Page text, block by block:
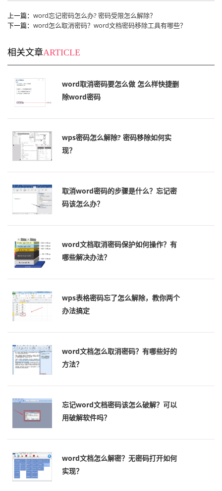
上一篇： word忘记密码怎么办? 密码受限怎么解除？
下一篇： word怎么取消密码？word文档密码移除工具有哪些？
相关文章ARTICLE
word取消密码要怎么做 怎么样快捷删
除word密码
wps密码怎么解除? 密码移除如何实
现？
取消word密码的步骤是什么？忘记密
码该怎么办？
word文档取消密码保护如何操作？有
哪些解决办法？
wps表格密码忘了怎么解除，教你两个
办法搞定
word文档怎么取消密码？有哪些好的
方法？
忘记word文档密码该怎么破解？可以
用破解软件吗？
word文档怎么解密？无密码打开如何
实现？